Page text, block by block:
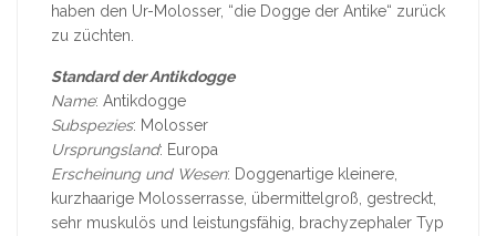
haben den Ur-Molosser, “die Dogge der Antike“ zurück
zu züchten.
Standard der Antikdogge
Name: Antikdogge
Subspezies: Molosser
Ursprungsland: Europa
Erscheinung und Wesen: Doggenartige kleinere,
kurzhaarige Molosserrasse, übermittelgroß, gestreckt,
sehr muskulös und leistungsfähig, brachyzephaler Typ